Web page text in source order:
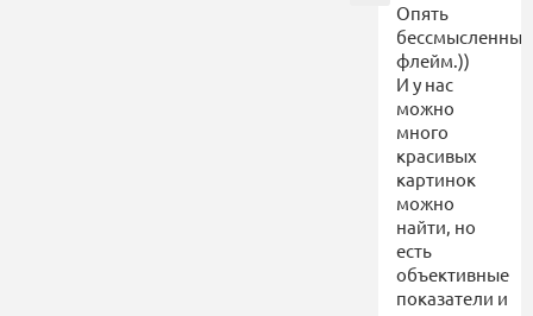
Опять
бессмысленный
флейм.))
И у нас
можно
много
красивых
картинок
можно
найти, но
есть
объективные
показатели и